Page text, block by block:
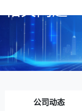
相关问题
公司动态